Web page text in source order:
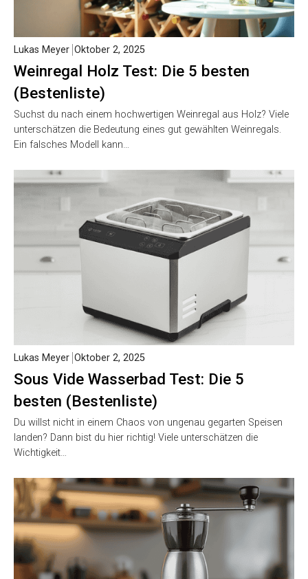
Weinregal Holz Test: Die 5 besten
(Bestenliste)
Lukas Meyer Oktober 2, 2025
Suchst du nach einem hochwertigen Weinregal aus Holz? Viele
unterschätzen die Bedeutung eines gut gewählten Weinregals.
Ein falsches Modell kann…
Sous Vide Wasserbad Test: Die 5
besten (Bestenliste)
Lukas Meyer Oktober 2, 2025
Du willst nicht in einem Chaos von ungenau gegarten Speisen
landen? Dann bist du hier richtig! Viele unterschätzen die
Wichtigkeit…